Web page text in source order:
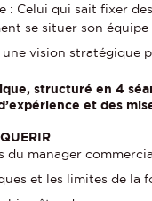
: Celui qui sait fixer
se situer son
vision stratégique
structuré en 4
et des
du manager
et les limites de la